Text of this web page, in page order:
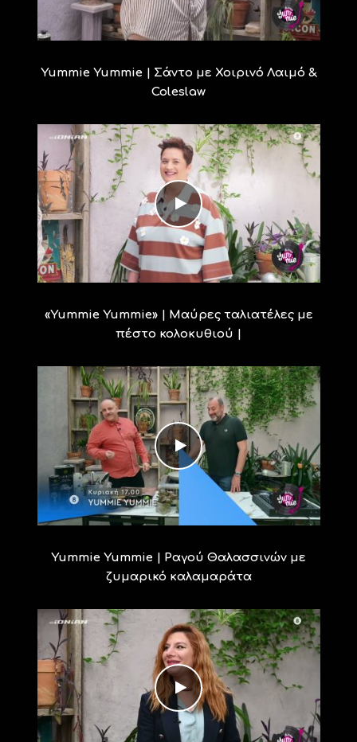
Yummie Yummie | Σάντο με Χοιρινό Λαιμό &
Coleslaw
«Yummie Yummie» | Μαύρες ταλιατέλες με
πέστο κολοκυθιού |
Yummie Yummie | Ραγού Θαλασσινών με
ζυμαρικό καλαμαράτα